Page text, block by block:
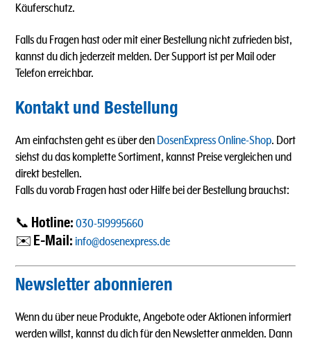
Käuferschutz.
Falls du Fragen hast oder mit einer Bestellung nicht zufrieden bist,
kannst du dich jederzeit melden. Der Support ist per Mail oder
Telefon erreichbar.
Kontakt und Bestellung
Am einfachsten geht es über den DosenExpress Online-Shop. Dort
siehst du das komplette Sortiment, kannst Preise vergleichen und
direkt bestellen.
Falls du vorab Fragen hast oder Hilfe bei der Bestellung brauchst:
📞 Hotline: 030-519995660
✉️ E-Mail: info@dosenexpress.de
Newsletter abonnieren
Wenn du über neue Produkte, Angebote oder Aktionen informiert
werden willst, kannst du dich für den Newsletter anmelden. Dann